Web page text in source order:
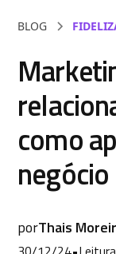
BLOG
como
negócio
porThais